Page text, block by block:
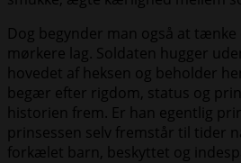
Dog begynder man også at
mørkere lag. Soldaten hugger
hovedet af heksen og beholder
begær efter rigdom, status og
historien frem. Er han egentlig
prinsessen selv fremstår til tider
forkælet barn, beskyttet og